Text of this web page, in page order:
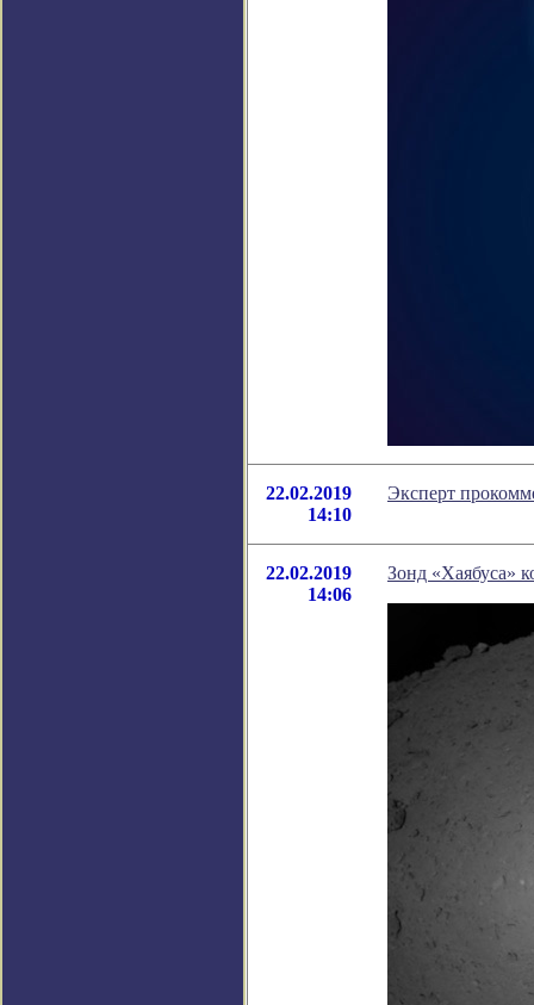
22.02.2019
14:10
Эксперт
22.02.2019
14:06
Зонд «Хаябуса»